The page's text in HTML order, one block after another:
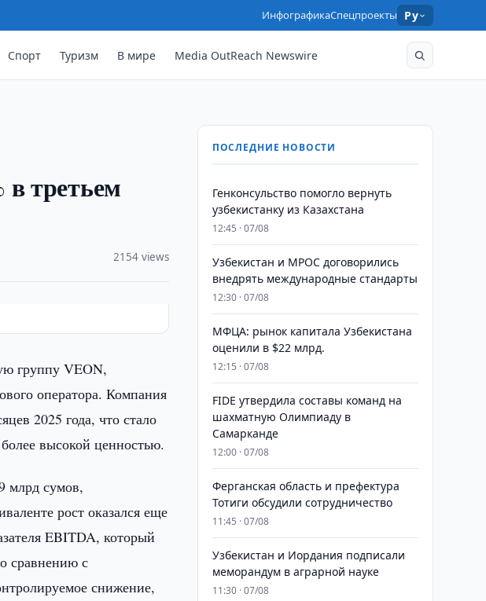
ИнфографикаСпецпроекты Ру
Спорт Туризм В мире Media OutReach Newswire
третьем
2154 views
группу VEON,
оператора. Компания
2025 года, что стало
высокой ценностью.
млрд сумов,
рост оказался еще
EBITDA, который
сравнению с
снижение,
ПОСЛЕДНИЕ НОВОСТИ
Генконсульство помогло вернуть
узбекистанку из Казахстана
12:45 · 07/08
Узбекистан и MPOC договорились
внедрять международные стандарты
12:30 · 07/08
МФЦА: рынок капитала Узбекистана
оценили в $22 млрд.
12:15 · 07/08
FIDE утвердила составы команд на
шахматную Олимпиаду в
Самарканде
12:00 · 07/08
Ферганская область и префектура
Тотиги обсудили сотрудничество
11:45 · 07/08
Узбекистан и Иордания подписали
меморандум в аграрной науке
11:30 · 07/08